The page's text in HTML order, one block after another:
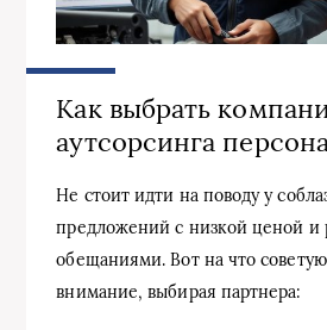
Как выбрать
аутсорсинга
Не стоит идти на поводу у
предложений с низкой ценой и
обещаниями. Вот на что
внимание, выбирая партнера: